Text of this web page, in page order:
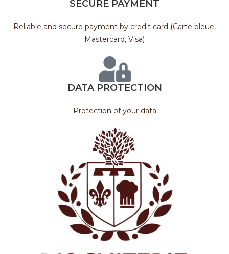
SECURE PAYMENT
Reliable and secure payment by credit card (Carte bleue,
Mastercard, Visa)
DATA PROTECTION
Protection of your data